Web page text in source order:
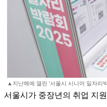
▲지난해에 열린 '서울시 시니어 일자리
서울시가 중장년의 취업 지